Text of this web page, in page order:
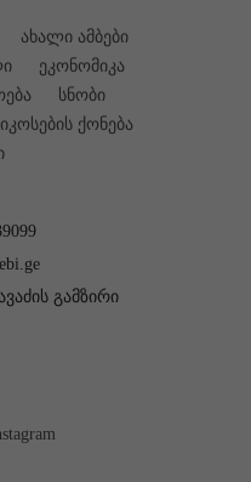
ახალი ამბები
ეკონომიკა
სნობი
ქონება
გამზირი